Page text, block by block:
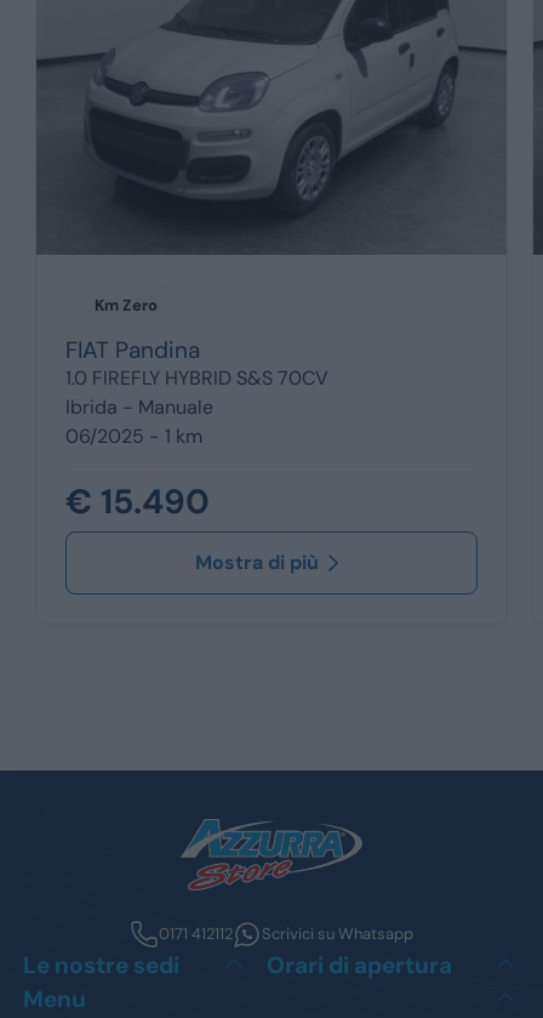
Km Zero
FIAT Pandina
1.0 FIREFLY HYBRID S&S 70CV
Ibrida - Manuale
06/2025 - 1 km
€ 15.490
Mostra di più
0171 412112 Scrivici su Whatsapp
Le nostre sedi
Orari di apertura
Menu